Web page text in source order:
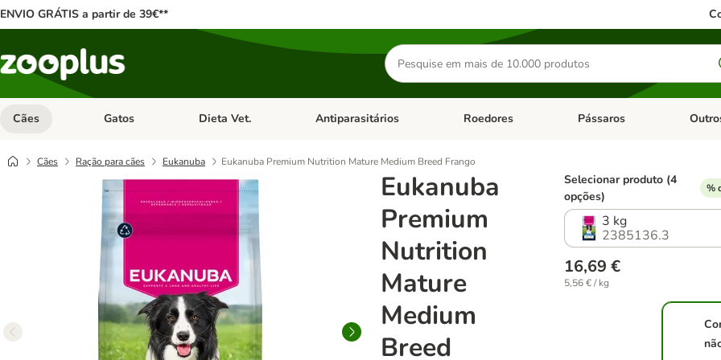
ENVIO GRÁTIS a partir de 39€**
Pesquisar
produtos
Cães Abrir menu de categoria: Cães
Gatos Abrir menu de categoria: Gatos
Dieta Vet. Abrir menu de categoria: Dieta Vet.
Antiparasitários Abrir menu de categoria: Antiparasitários
Roedores Abrir menu de categoria:
Pássaros Abrir
Cães Ração para cães Eukanuba Eukanuba Premium Nutrition Mature Medium Breed Frango
Eukanuba
Premium
Nutrition
Mature
Medium
Breed
Selecionar produto (4
opções)
%
3 kg
2385136.3
16,69 €
5,56 € / kg